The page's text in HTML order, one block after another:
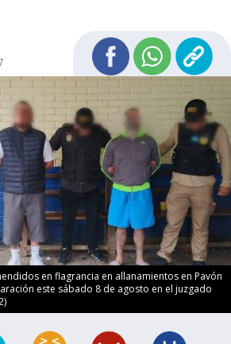
en flagrancia en allanamientos en Pavón
este sábado 8 de agosto en el juzgado